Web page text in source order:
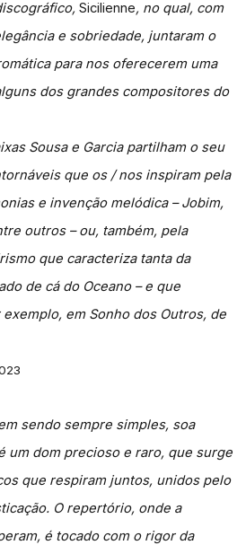
Sicilienne, no qual, com
e sobriedade, juntaram o
para nos oferecerem uma
dos grandes compositores do
Sousa e Garcia partilham o seu
que os / nos inspiram pela
e invenção melódica – Jobim,
outros – ou, também, pela
que caracteriza tanta da
de cá do Oceano – e que
em Sonho dos Outros, de
sendo sempre simples, soa
um dom precioso e raro, que surge
que respiram juntos, unidos pelo
O repertório, onde a
é tocado com o rigor da